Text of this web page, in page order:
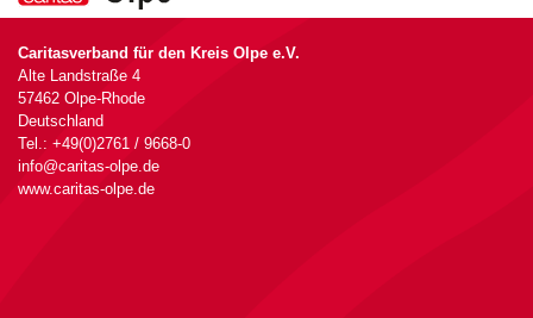
Caritasverband für den Kreis Olpe e.V.
Alte Landstraße 4
57462 Olpe-Rhode
Deutschland
Tel.: +49(0)2761 / 9668-0
info@caritas-olpe.de
www.caritas-olpe.de